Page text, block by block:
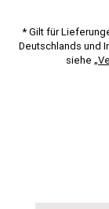
* Gilt für
Deutschlands und
siehe „